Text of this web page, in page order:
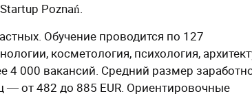
Poznań.
Обучение проводится по 127
косметология, психология,
4 000 вакансий. Средний размер
― от 482 до 885 EUR. Ориентировочные